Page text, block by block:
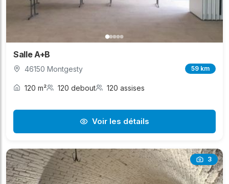
Salle A+B
46150 Montgesty 59 km
120 m² 120 debout 120 assises
Voir les détails
3